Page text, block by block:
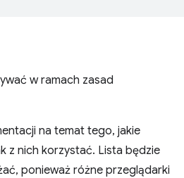
w ramach zasad
na temat tego, jakie
z nich korzystać. Lista będzie
ponieważ różne przeglądarki